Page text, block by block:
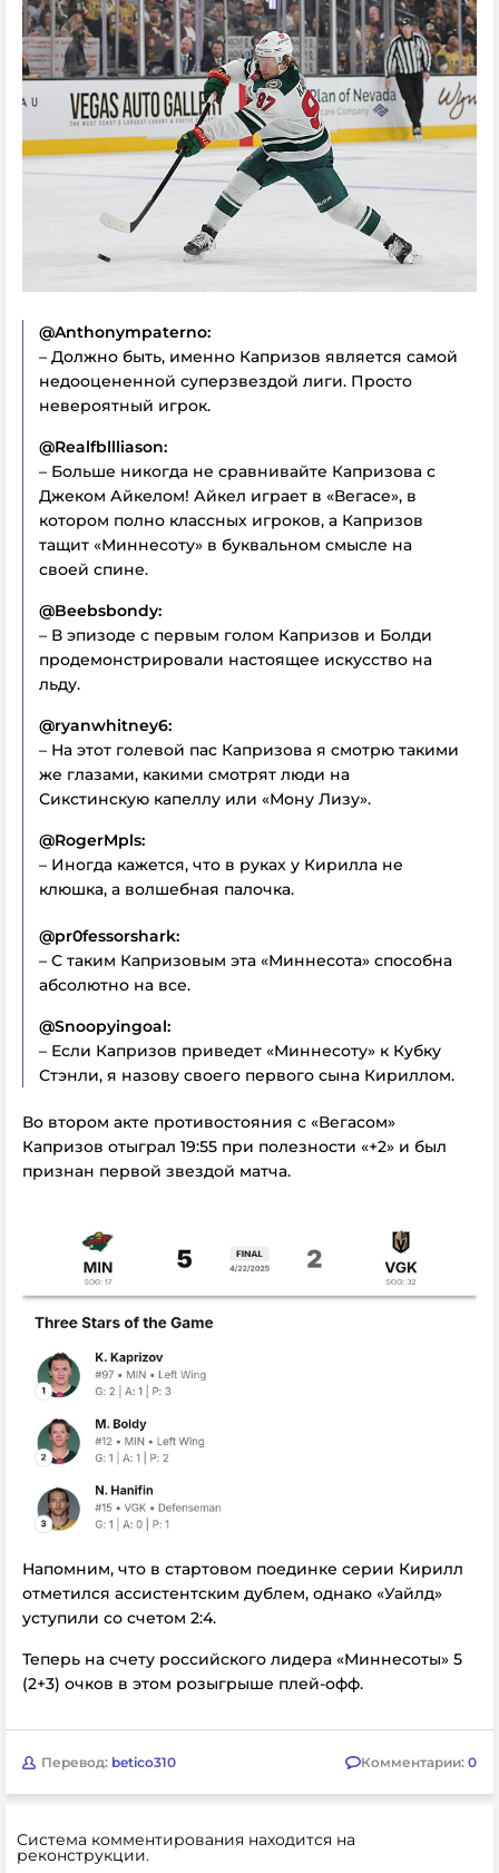
@Anthonympaterno:
– Должно быть, именно Капризов является самой
недооцененной суперзвездой лиги. Просто
невероятный игрок.
@Realfbllliason:
– Больше никогда не сравнивайте Капризова с
Джеком Айкелом! Айкел играет в «Вегасе», в
котором полно классных игроков, а Капризов
тащит «Миннесоту» в буквальном смысле на
своей спине.
@Beebsbondy:
– В эпизоде с первым голом Капризов и Болди
продемонстрировали настоящее искусство на
льду.
@ryanwhitney6:
– На этот голевой пас Капризова я смотрю такими
же глазами, какими смотрят люди на
Сикстинскую капеллу или «Мону Лизу».
@RogerMpls:
– Иногда кажется, что в руках у Кирилла не
клюшка, а волшебная палочка.
@pr0fessorshark:
– С таким Капризовым эта «Миннесота» способна
абсолютно на все.
@Snoopyingoal:
– Если Капризов приведет «Миннесоту» к Кубку
Стэнли, я назову своего первого сына Кириллом.
Во втором акте противостояния с «Вегасом»
Капризов отыграл 19:55 при полезности «+2» и был
признан первой звездой матча.
Напомним, что в стартовом поединке серии Кирилл
отметился ассистентским дублем, однако «Уайлд»
уступили со счетом 2:4.
Теперь на счету российского лидера «Миннесоты» 5
(2+3) очков в этом розыгрыше плей-офф.
Перевод: betico310 Комментарии: 0
Система комментирования находится на
реконструкции.